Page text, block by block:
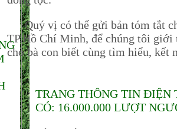
Quý vị có thể gửi bản tóm tắt
TP.Hồ Chí Minh, để chúng tôi
cho bà con biết cùng tìm hiểu, kết
TRANG THÔNG TIN ĐIỆN
CÓ: 16.000.000 LƯỢT